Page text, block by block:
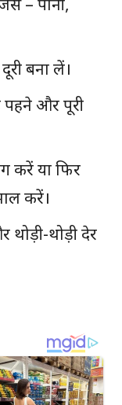
बना लें।
और पूरी
करें या फिर
करें।
थोड़ी देर